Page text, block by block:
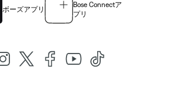
ボーズアプリ
Bose Connectア
プリ